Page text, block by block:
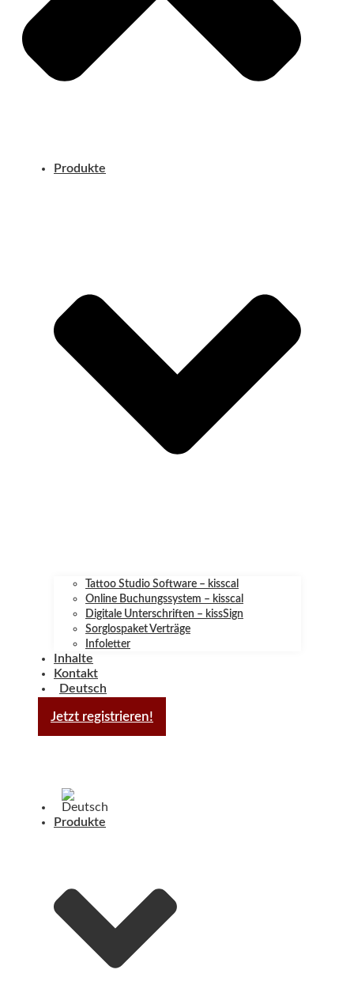
Produkte
Tattoo Studio Software – kisscal
Online Buchungssystem – kisscal
Digitale Unterschriften – kissSign
Sorglospaket Verträge
Infoletter
Inhalte
Kontakt
Deutsch
Jetzt registrieren!
Produkte